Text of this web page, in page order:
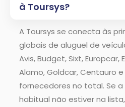
à Toursys?
A Toursys se conecta às
globais de aluguel de
Avis, Budget, Sixt, Europcar,
Alamo, Goldcar, Centauro
fornecedores no total. Se
habitual não estiver na